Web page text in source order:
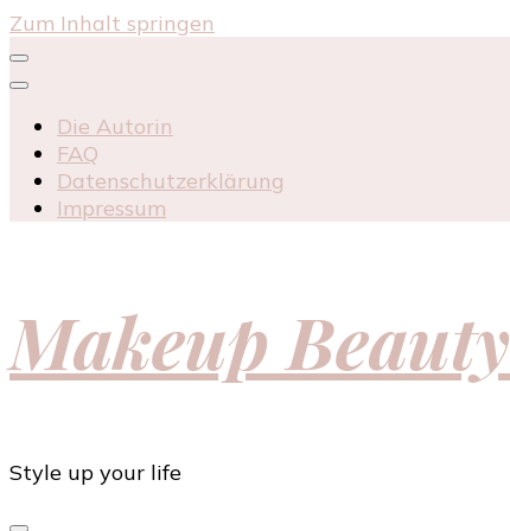
Zum Inhalt springen
Die Autorin
FAQ
Datenschutzerklärung
Impressum
Makeup Beauty
Style up your life